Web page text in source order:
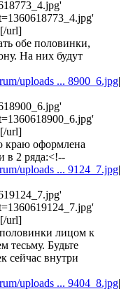
url]
обе половинки,
На них будут
uploads ... 8900_6.jpg|
url]
краю оформлена
в 2 ряда:<!--
uploads ... 9124_7.jpg|
url]
лицом к
тесьму. Будьте
сейчас внутри
uploads ... 9404_8.jpg|